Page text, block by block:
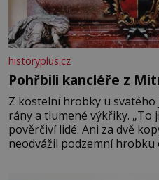
historyplus.cz
Pohřbili kancléře z
Z kostelní hrobky u svatého
rány a tlumené výkřiky. „To
pověrčiví lidé. Ani za dvě
neodvážil podzemní